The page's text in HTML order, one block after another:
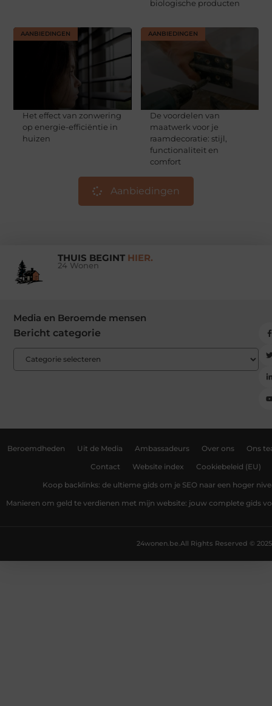
biologische producten
AANBIEDINGEN
Het effect van zonwering
op energie-efficiëntie in
huizen
AANBIEDINGEN
De voordelen van
maatwerk voor je
raamdecoratie: stijl,
functionaliteit en
comfort
Aanbiedingen
THUIS BEGINT HIER.
24 Wonen
Media en Beroemde mensen
Bericht categorie
Beroemdheden Uit de Media Ambassadeurs Over ons Ons
Contact Website index Cookiebeleid (EU)
Koop backlinks: de ultieme gids om je SEO naar een hoger
Manieren om geld te verdienen met mijn website: jouw complete gids
All Rights Reserved © 2025
24wonen.be.